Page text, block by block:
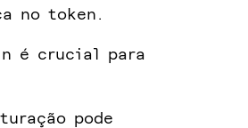
no token.
é crucial para
pode